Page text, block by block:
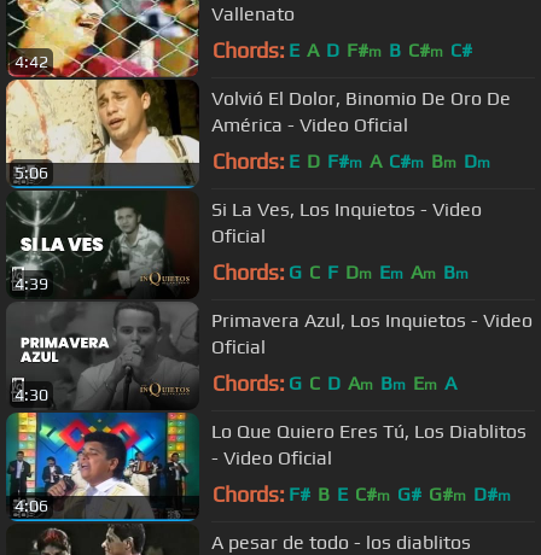
4:42
Vallenato
Chords: E A D F#m B C#m C#
5:06
Volvió El Dolor, Binomio De Oro De
América - Video Oficial
Chords: E D F#m A C#m Bm Dm
4:39
Si La Ves, Los Inquietos - Video
Oficial
Chords: G C F Dm Em Am Bm
4:30
Primavera Azul, Los Inquietos - Video
Oficial
Chords: G C D Am Bm Em A
4:06
Lo Que Quiero Eres Tú, Los Diablitos
- Video Oficial
Chords: F# B E C#m G# G#m D#m
A pesar de todo - los diablitos